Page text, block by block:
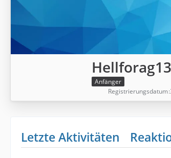
Hellforag13
Anfänger
Registrierungsdatum
Letzte Aktivitäten